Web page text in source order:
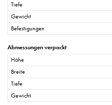
Tiefe
Gewicht
Befestigungen
Abmessungen verpackt
Höhe
Breite
Tiefe
Gewicht